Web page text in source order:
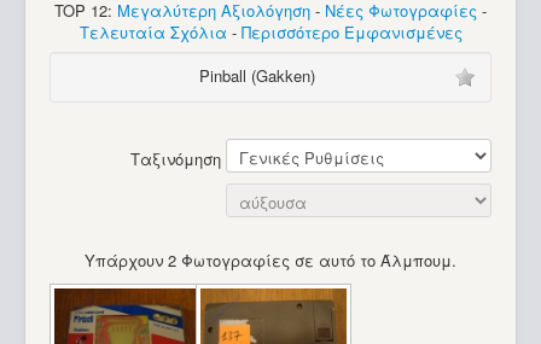
TOP 12: Μεγαλύτερη Αξιολόγηση - Νέες Φωτογραφίες -
Τελευταία Σχόλια - Περισσότερο Εμφανισμένες
Pinball (Gakken)
Ταξινόμηση
Υπάρχουν 2 Φωτογραφίες σε αυτό το Άλμπουμ.